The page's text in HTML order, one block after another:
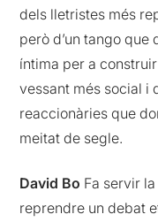
dels lletristes més
però d’un tango que
íntima per a
vessant més social i
reaccionàries que
meitat de segle.
David Bo Fa servir
reprendre un debat